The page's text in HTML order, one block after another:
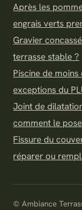
Après les
engrais verts
Gravier
terrasse stable ?
Piscine de
exceptions du
Joint de
comment le
Fissure du
réparer ou
© Ambiance